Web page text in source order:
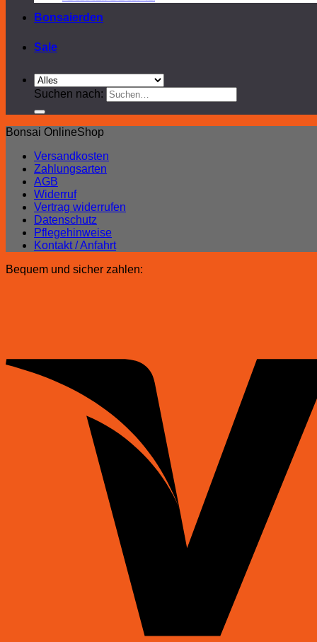
Bonsaierden
Sale
Suchen nach:
Bonsai OnlineShop
Versandkosten
Zahlungsarten
AGB
Widerruf
Vertrag widerrufen
Datenschutz
Pflegehinweise
Kontakt / Anfahrt
Bequem und sicher zahlen: